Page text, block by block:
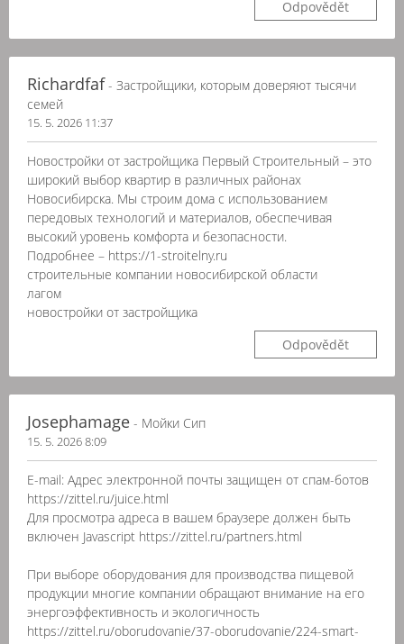
Odpovědět
Richardfaf- Застройщики, которым доверяют тысячи
семей
15. 5. 2026 11:37
Новостройки от застройщика Первый Строительный – это
широкий выбор квартир в различных районах
Новосибирска. Мы строим дома с использованием
передовых технологий и материалов, обеспечивая
высокий уровень комфорта и безопасности.
Подробнее – https://1-stroitelny.ru
строительные компании новосибирской области
лагом
новостройки от застройщика
Odpovědět
Josephamage - Мойки Сип
15. 5. 2026 8:09
E-mail: Адрес электронной почты защищен от спам-ботов
https://zittel.ru/juice.html
Для просмотра адреса в вашем браузере должен быть
включен Javascript https://zittel.ru/partners.html
При выборе оборудования для производства пищевой
продукции многие компании обращают внимание на его
энергоэффективность и экологичность
https://zittel.ru/oborudovanie/37-oborudovanie/224-smart-